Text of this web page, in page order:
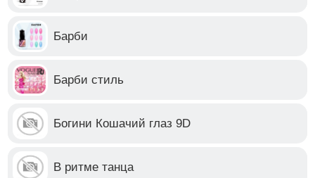
Барби
Барби стиль
Богини Кошачий глаз 9D
В ритме танца